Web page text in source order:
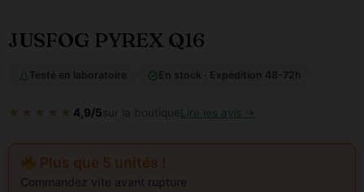
JUSFOG PYREX Q16
Testé en laboratoire En stock · Expédition 48-72h
★★★★★ 4,9/5sur la boutiqueLire les avis →
Plus que 5 unités !
Commandez vite avant rupture